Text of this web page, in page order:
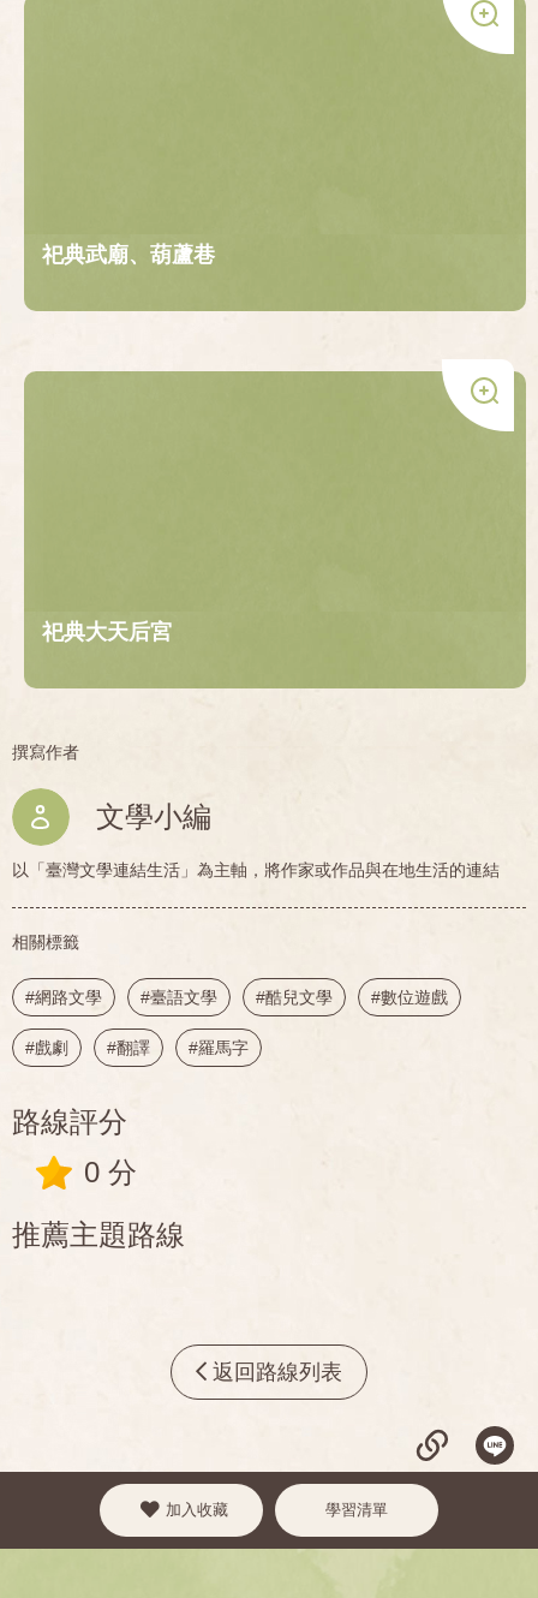
祀典武廟、葫蘆巷
祀典大天后宮
撰寫作者
文學小編
以「臺灣文學連結生活」為主軸，將作家或作品與在地生活的連結
相關標籤
#網路文學 #臺語文學 #酷兒文學 #數位遊戲
#戲劇 #翻譯 #羅馬字
路線評分
0 分
推薦主題路線
返回路線列表
加入收藏 學習清單